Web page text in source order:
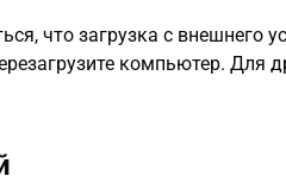
что загрузка с внешнего
компьютер. Для